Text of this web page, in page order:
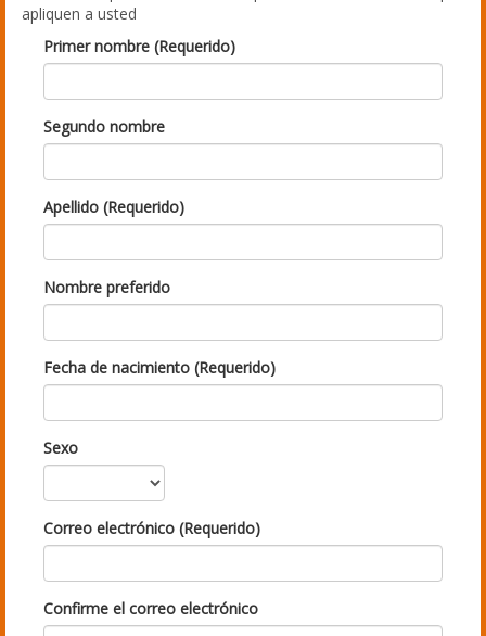
apliquen a usted
Primer nombre (Requerido)
Segundo nombre
Apellido (Requerido)
Nombre preferido
Fecha de nacimiento (Requerido)
Sexo
Correo electrónico (Requerido)
Confirme el correo electrónico